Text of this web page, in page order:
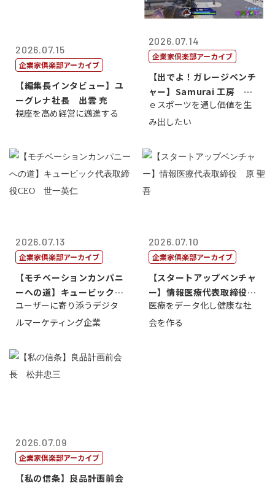
2026.07.15
企業家倶楽部アーカイブ
【編集長インタビュー】ユ
ーグレナ社長 出雲 充
視座を高め経営に邁進する
2026.07.14
企業家倶楽部アーカイブ
【出でよ！ガレージベンチ
ャー】Samurai 工房 代
表取締...
ｅスポーツを通し価値を生
み出したい
2026.07.13
企業家倶楽部アーカイブ
【モチベーションカンパニ
ーへの道】キュービック代
表取締役CE...
ユーザーに寄り添うデジタ
ルマーケティング企業
2026.07.10
企業家倶楽部アーカイブ
【スタートアップベンチャ
ー】情報医療代表取締役
原 聖吾
医療をデータ化し健康な社
会を作る
2026.07.09
企業家倶楽部アーカイブ
【私の信条】良品計画前会